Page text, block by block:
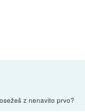
z nenavito prvo?